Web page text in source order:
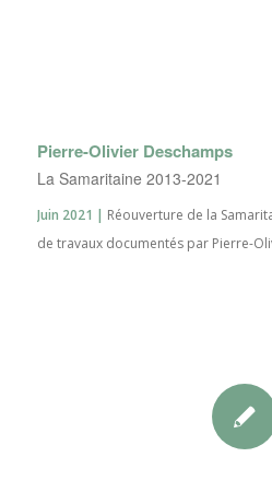
Pierre-Olivier Deschamps
La Samaritaine 2013-2021
Juin 2021 | Réouverture de la
de travaux documentés par Pierre-